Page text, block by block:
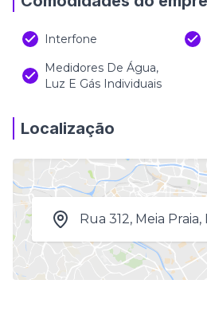
Interfone
Medidores De Água,
Luz E Gás Individuais
Localização
Rua 312, Meia